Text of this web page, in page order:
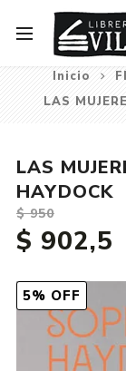
Inicio
LAS
5% OFF
LAS
HAYDOCK
$ 950
$ 902,5